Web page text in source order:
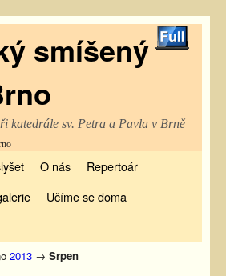
smíšený
katedrále sv. Petra a Pavla v Brně
obsah
obsah
O nás
Repertoár
Učíme se doma
2013 → Srpen